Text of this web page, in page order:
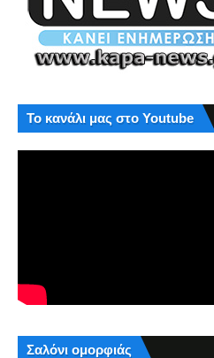
Το κανάλι μας στο Youtube
Σαλόνι ομορφιάς